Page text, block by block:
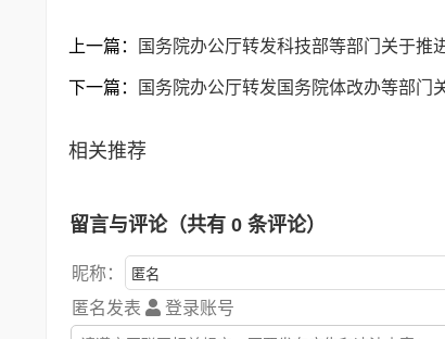
上一篇： 国务院办公厅转发科技部等部门关于推
下一篇： 国务院办公厅转发国务院体改办等部门
相关推荐
留言与评论（共有 0 条评论）
昵称：
匿名发表
登录账号